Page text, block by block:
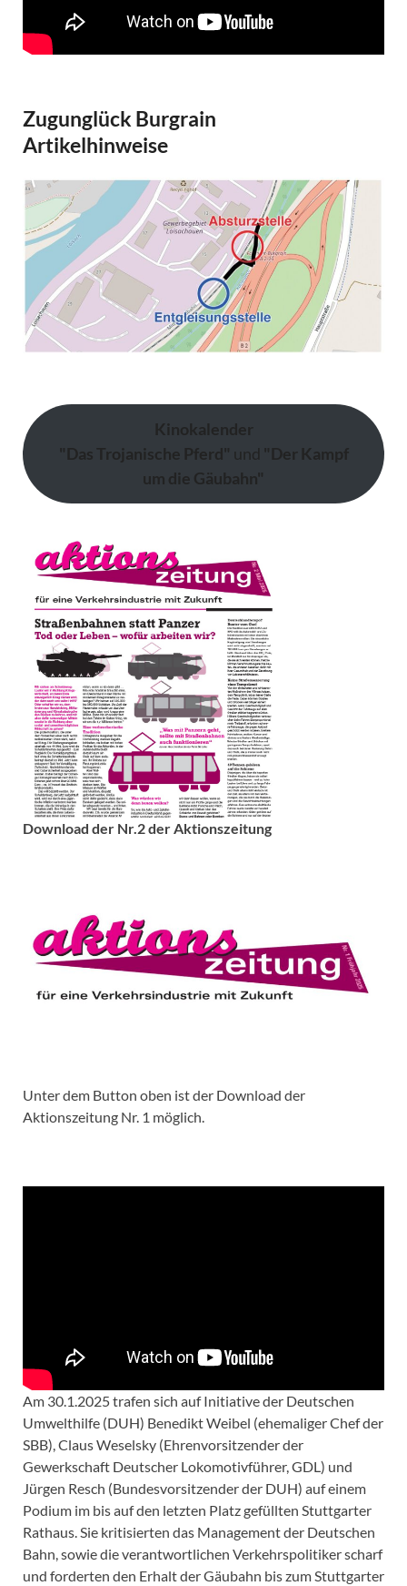
Zugunglück Burgrain
Artikelhinweise
Kinokalender
"Das Trojanische Pferd" und "Der Kampf
um die Gäubahn"
Download der Nr.2 der Aktionszeitung
Unter dem Button oben ist der Download der
Aktionszeitung Nr. 1 möglich.
Am 30.1.2025 trafen sich auf Initiative der Deutschen
Umwelthilfe (DUH) Benedikt Weibel (ehemaliger Chef der
SBB), Claus Weselsky (Ehrenvorsitzender der
Gewerkschaft Deutscher Lokomotivführer, GDL) und
Jürgen Resch (Bundesvorsitzender der DUH) auf einem
Podium im bis auf den letzten Platz gefüllten Stuttgarter
Rathaus. Sie kritisierten das Management der Deutschen
Bahn, sowie die verantwortlichen Verkehrspolitiker scharf
und forderten den Erhalt der Gäubahn bis zum Stuttgarter